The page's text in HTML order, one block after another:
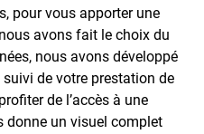
pour vous apporter une
avons fait le choix du
nous avons développé
de votre prestation de
de l’accès à une
donne un visuel complet